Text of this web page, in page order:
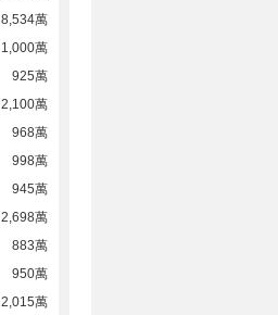
8,534萬
1,000萬
925萬
2,100萬
968萬
998萬
945萬
2,698萬
883萬
950萬
2,015萬